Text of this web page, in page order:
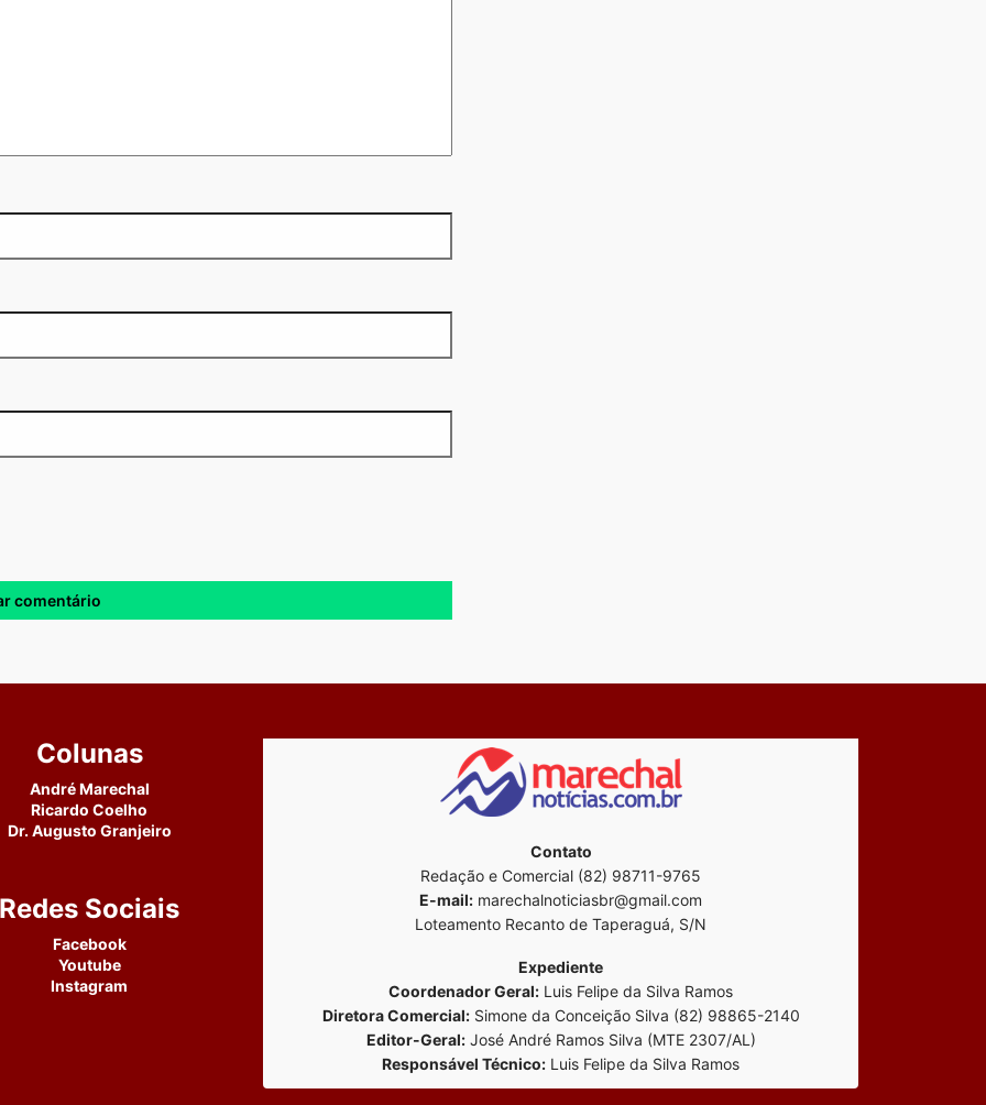
Colunas
André Marechal
Ricardo Coelho
Dr. Augusto Granjeiro
Redes Sociais
Facebook
Youtube
Instagram
Contato
Redação e Comercial (82) 98711-9765
E-mail: marechalnoticiasbr@gmail.com
Loteamento Recanto de Taperaguá, S/N
Expediente
Coordenador Geral: Luis Felipe da Silva Ramos
Diretora Comercial:Simone da Conceição Silva (82) 98865-2140
Editor-Geral:José André Ramos Silva (MTE 2307/AL)
Responsável Técnico: Luis Felipe da Silva Ramos